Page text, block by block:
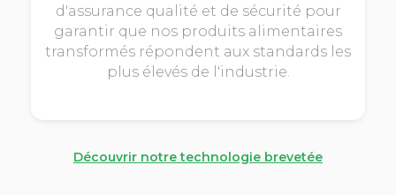
d'assurance qualité et de sécurité pour
garantir que nos produits alimentaires
transformés répondent aux standards les
plus élevés de l'industrie.
Découvrir notre technologie brevetée